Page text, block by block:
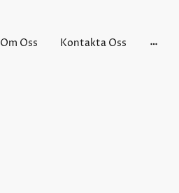
Om Oss Kontakta Oss